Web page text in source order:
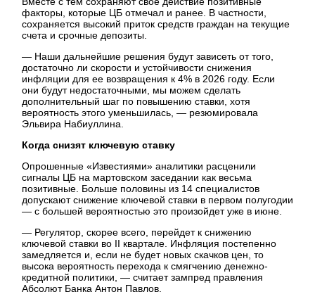
факторы, которые ЦБ отмечал и ранее. В частности,
сохраняется высокий приток средств граждан на текущие
счета и срочные депозиты.
— Наши дальнейшие решения будут зависеть от того,
достаточно ли скорости и устойчивости снижения
инфляции для ее возвращения к 4% в 2026 году. Если
они будут недостаточными, мы можем сделать
дополнительный шаг по повышению ставки, хотя
вероятность этого уменьшилась, — резюмировала
Эльвира Набиуллина.
Когда снизят ключевую ставку
Опрошенные «Известиями» аналитики расценили
сигналы ЦБ на мартовском заседании как весьма
позитивные. Больше половины из 14 специалистов
допускают снижение ключевой ставки в первом полугодии
— с большей вероятностью это произойдет уже в июне.
— Регулятор, скорее всего, перейдет к снижению
ключевой ставки во II квартале. Инфляция постепенно
замедляется и, если не будет новых скачков цен, то
высока вероятность перехода к смягчению денежно-
кредитной политики, — считает зампред правления
Абсолют Банка Антон Павлов.